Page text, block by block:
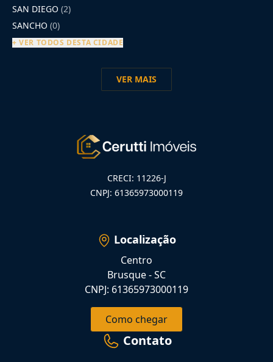
SAN DIEGO (2)
SANCHO (0)
+ VER TODOS DESTA CIDADE
VER MAIS
CRECI: 11226-J
CNPJ: 61365973000119
Localização
Centro
Brusque - SC
CNPJ: 61365973000119
Como chegar
Contato